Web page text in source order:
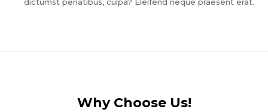
dictumst penatibus, culpa? Eleifend neque praesent erat.
Why Choose Us!​